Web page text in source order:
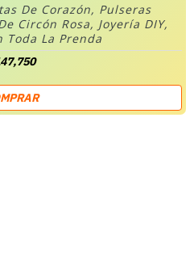
De Corazón, Pulseras
Circón Rosa, Joyería DIY,
Toda La Prenda